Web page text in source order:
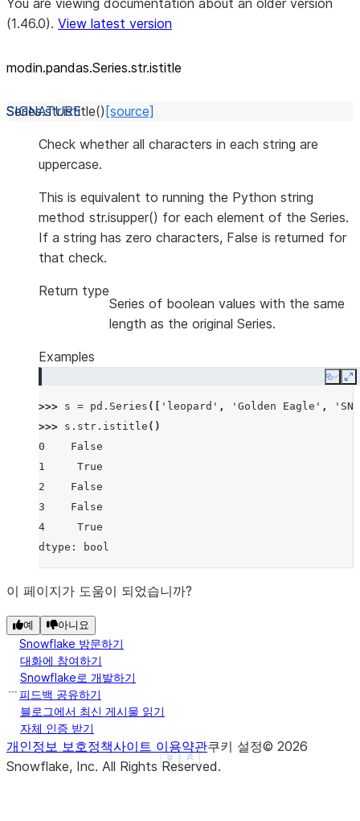
You are viewing documentation about an older version
(1.46.0). View latest version
modin.pandas.Series.str.istitle
Series.str.istitle() [source]
Check whether all characters in each string are
uppercase.
This is equivalent to running the Python string
method str.isupper() for each element of the Series.
If a string has zero characters, False is returned for
that check.
Return type
Series of boolean values with the same
length as the original Series.
Examples
Copy
>>> s = pd . Series ([ 'leopard' , 'Golden Eagle' ,
>>> s . str . istitle ()
0    False
1     True
2    False
3    False
4     True
dtype: bool
Show less
See more
이 페이지가 도움이 되었습니까?
예 아니요
Snowflake 방문하기
대화에 참여하기
Snowflake로 개발하기
피드백 공유하기
블로그에서 최신 게시물 읽기
자체 인증 받기
개인정보 보호정책사이트 이용약관쿠키 설정© 2026
Snowflake, Inc. All Rights Reserved.